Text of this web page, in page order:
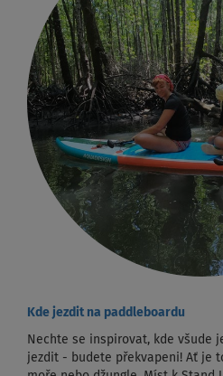
Kde jezdit na paddleboardu
Nechte se inspirovat, kde všude
jezdit - budete překvapeni! Ať je